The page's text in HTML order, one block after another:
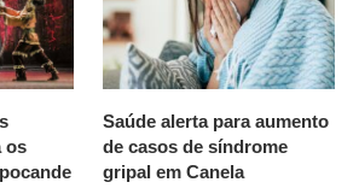
os
Saúde alerta para aumento
de casos de síndrome
gripal em Canela